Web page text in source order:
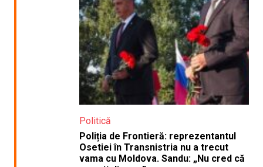
Politică
Poliția de Frontieră: reprezentantul
Osetiei în Transnistria nu a trecut
vama cu Moldova. Sandu: „Nu cred că